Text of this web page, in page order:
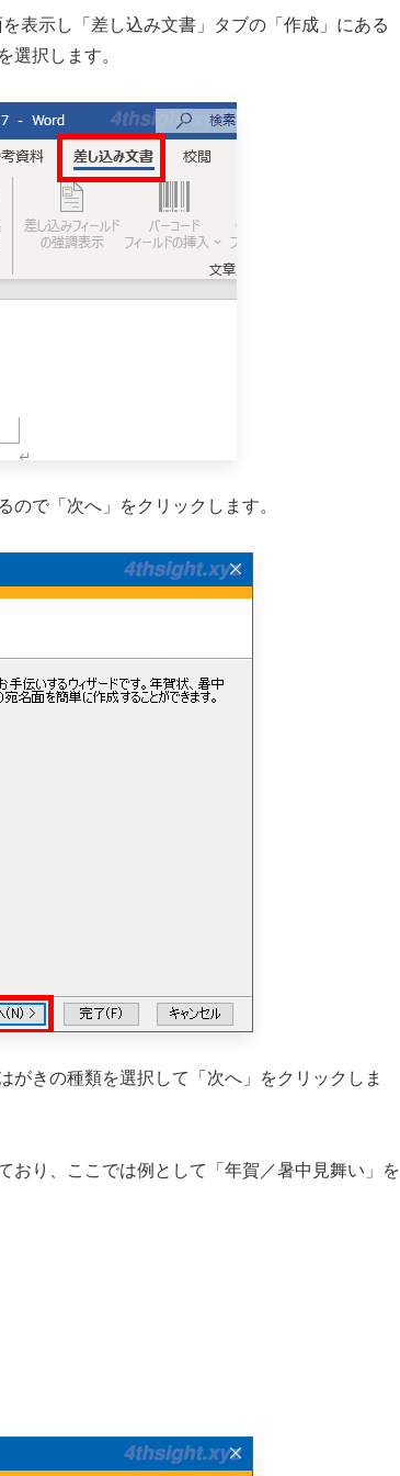
表示し「差し込み文書」タブの「作成」にある
選択します。
ので「次へ」をクリックします。
がきの種類を選択して「次へ」をクリックしま
おり、ここでは例として「年賀／暑中見舞い」を